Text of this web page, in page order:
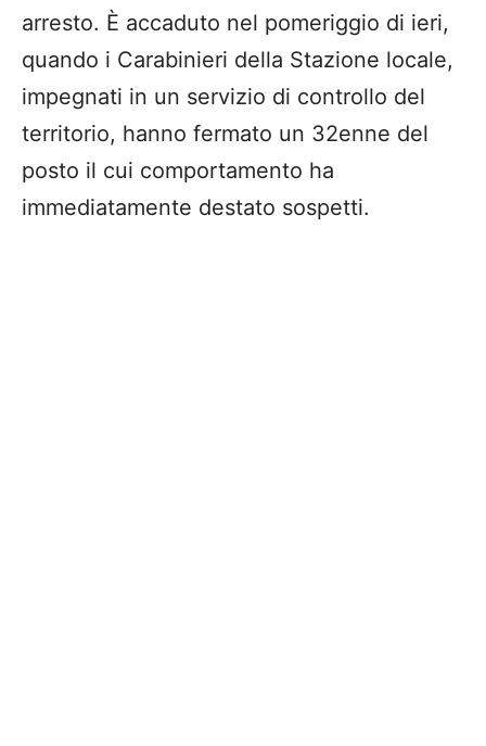
arresto. È accaduto nel pomeriggio di ieri,
quando i Carabinieri della Stazione locale,
impegnati in un servizio di controllo del
territorio, hanno fermato un 32enne del
posto il cui comportamento ha
immediatamente destato sospetti.